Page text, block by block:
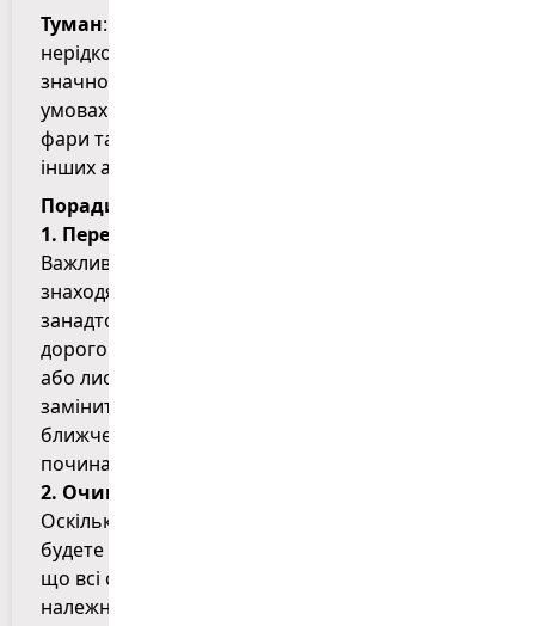
Туман: восени, особливо вранці та ввечері,
нерідко спостерігається густий туман, що
значно знижує видимість на дорозі. У таких
умовах важливо правильно налаштовувати
фари та дотримуватися безпечної дистанції до
інших автомобілів.
Поради щодо підготовки авто до осені:
1. Перевірка шин
Важливо переконатися, що ваші шини
знаходяться у хорошому стані. Якщо протектор
занадто зношений, це знижує зчеплення з
дорогою, що особливо небезпечно на мокрій
або листяній поверхні. Рекомендується також
замінити шини на всесезонні або зимові
ближче до кінця осені, коли температура
починає опускатися нижче +7°C.
2. Очищення та налаштування фар
Оскільки дні восени коротшають, ви частіше
будете користуватися фарами. Переконайтеся,
що всі освітлювальні прилади працюють
належним чином і що фари добре налаштовані.